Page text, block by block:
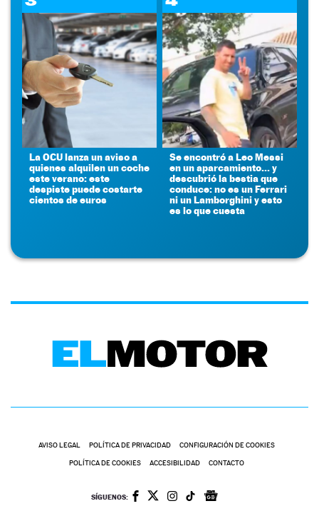
La OCU lanza un aviso a
quienes alquilen un coche
este verano: este
despiste puede costarte
cientos de euros
Se encontró a Leo Messi
en un aparcamiento... y
descubrió la bestia que
conduce: no es un Ferrari
ni un Lamborghini y esto
es lo que cuesta
AVISO LEGAL POLÍTICA DE PRIVACIDAD CONFIGURACIÓN DE COOKIES
POLÍTICA DE COOKIES ACCESIBILIDAD CONTACTO
SÍGUENOS: